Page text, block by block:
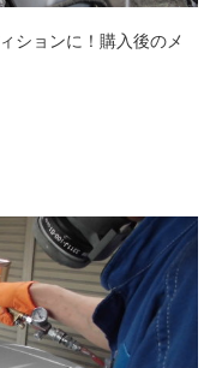
ションに！購入後のメ